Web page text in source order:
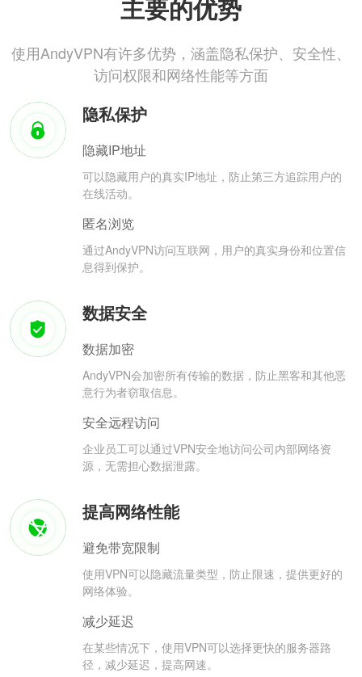
主要的优势
使用AndyVPN有许多优势，涵盖隐私保护、安全性、
访问权限和网络性能等方面
隐私保护
隐藏IP地址
可以隐藏用户的真实IP地址，防止第三方追踪用户的
在线活动。
匿名浏览
通过AndyVPN访问互联网，用户的真实身份和位置信
息得到保护。
数据安全
数据加密
AndyVPN会加密所有传输的数据，防止黑客和其他恶
意行为者窃取信息。
安全远程访问
企业员工可以通过VPN安全地访问公司内部网络资
源，无需担心数据泄露。
提高网络性能
避免带宽限制
使用VPN可以隐藏流量类型，防止限速，提供更好的
网络体验。
减少延迟
在某些情况下，使用VPN可以选择更快的服务器路
径，减少延迟，提高网速。